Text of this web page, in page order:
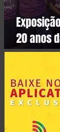
20 anos
Valença